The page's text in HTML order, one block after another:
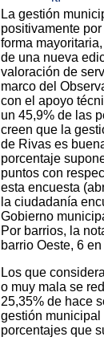
La gestión
positivamente
forma
de una nueva
valoración de
marco del
con el apoyo
un 45,9% de las
creen que la
de Rivas es
porcentaje
puntos con
esta encuesta
la ciudadanía
Gobierno
Por barrios, la
barrio Oeste, 6
Los que
o muy mala se
25,35% de hace
gestión municipal
porcentajes que